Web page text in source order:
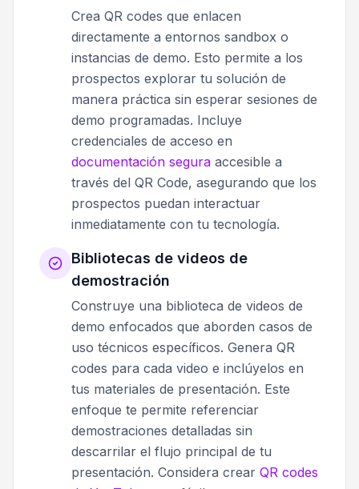
Crea QR codes que enlacen
directamente a entornos sandbox o
instancias de demo. Esto permite a los
prospectos explorar tu solución de
manera práctica sin esperar sesiones de
demo programadas. Incluye
credenciales de acceso en
documentación segura accesible a
través del QR Code, asegurando que los
prospectos puedan interactuar
inmediatamente con tu tecnología.
Bibliotecas de videos de
demostración
Construye una biblioteca de videos de
demo enfocados que aborden casos de
uso técnicos específicos. Genera QR
codes para cada video e inclúyelos en
tus materiales de presentación. Este
enfoque te permite referenciar
demostraciones detalladas sin
descarrilar el flujo principal de tu
presentación. Considera crear QR codes